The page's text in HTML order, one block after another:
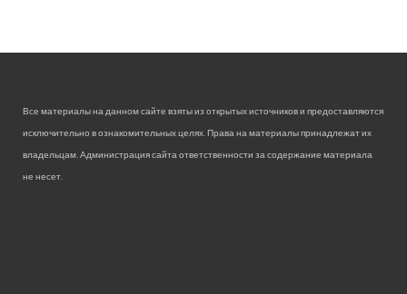
Все материалы на данном сайте взяты из открытых источников и предоставляются
исключительно в ознакомительных целях. Права на материалы принадлежат их
владельцам. Администрация сайта ответственности за содержание материала
не несет.